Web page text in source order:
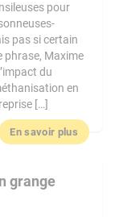
pour
pas si certain
phrase, Maxime
du
en
[…]
En savoir plus
grange